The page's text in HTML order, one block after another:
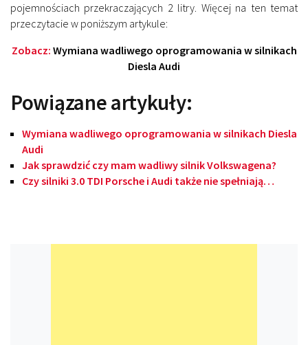
pojemnościach przekraczających 2 litry. Więcej na ten temat
przeczytacie w poniższym artykule:
Zobacz: Wymiana wadliwego oprogramowania w silnikach
Diesla Audi
Powiązane artykuły:
Wymiana wadliwego oprogramowania w silnikach Diesla
Audi
Jak sprawdzić czy mam wadliwy silnik Volkswagena?
Czy silniki 3.0 TDI Porsche i Audi także nie spełniają…